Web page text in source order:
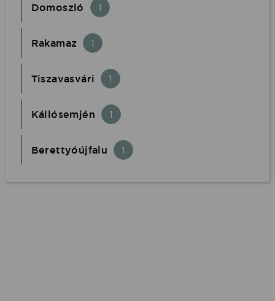
Domoszló 1
Rakamaz 1
Tiszavasvári 1
Kállósemjén 1
Berettyóújfalu 1